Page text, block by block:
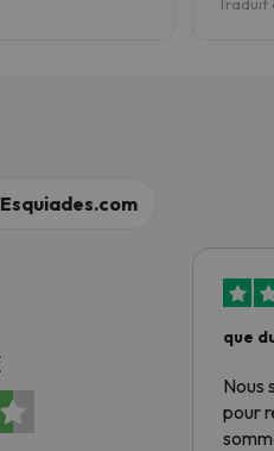
Esquiades.com
que
Nous
pour